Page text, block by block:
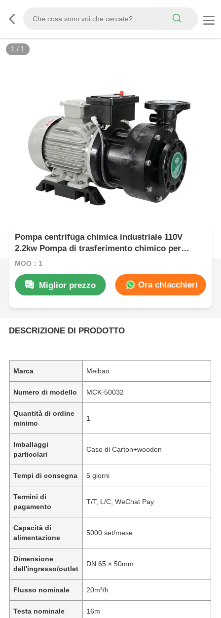
1 / 1
Pompa centrifuga chimica industriale 110V
2.2kw Pompa di trasferimento chimico per
acque reflue acide e alcaline
MOQ：1
Miglior prezzo Ora chiacchieri
DESCRIZIONE DI PRODOTTO
Marca Meibao
Numero di modello MCK-50032
Quantità di ordine
minimo
1
Imballaggi
particolari
Caso di Carton+wooden
Tempi di consegna 5 giorni
Termini di
pagamento
T/T, L/C, WeChat Pay
Capacità di
alimentazione
5000 set/mese
Dimensione
dell'ingresso/outlet
DN 65 × 50mm
Flusso nominale 20m³/h
Testa nominale 16m